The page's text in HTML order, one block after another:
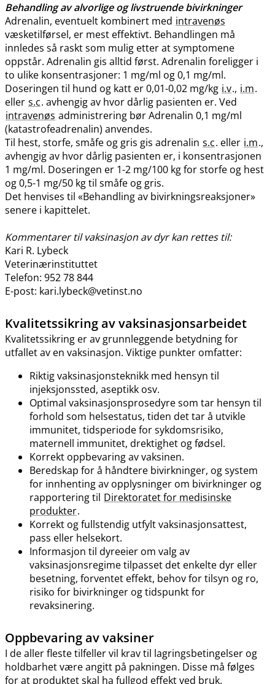
Behandling av alvorlige og livstruende bivirkninger
Adrenalin, eventuelt kombinert med intravenøs
væsketilførsel, er mest effektivt. Behandlingen må
innledes så raskt som mulig etter at symptomene
oppstår. Adrenalin gis alltid først. Adrenalin foreligger i
to ulike konsentrasjoner: 1 mg/ml og 0,1 mg​/​ml.
Doseringen til hund og katt er 0,01-0,02 mg/kg i.v., i.m.
eller s.c. avhengig av hvor dårlig pasienten er. Ved
intravenøs administrering bør Adrenalin 0,1 mg/ml
(katastrofeadrenalin) anvendes.
Til hest, storfe, småfe og gris gis adrenalin s.c. eller i.m.,
avhengig av hvor dårlig pasienten er, i konsentrasjonen
1 mg​/​ml. Doseringen er 1-2 mg/100 kg for storfe og hest
og 0,5-1 mg/50 kg til småfe og gris.
Det henvises til «Behandling av bivirkningsreaksjoner»
senere i kapittelet.
Kommentarer til vaksinasjon av dyr kan rettes til:
Kari R. Lybeck
Veterinærinstituttet
Telefon: 952 78 844
E-post: kari.lybeck@vetinst.no
Kvalitetssikring av vaksinasjonsarbeidet
Kvalitetssikring er av grunnleggende betydning for
utfallet av en vaksinasjon. Viktige punkter omfatter:
Riktig vaksinasjonsteknikk med hensyn til
injeksjonssted, aseptikk osv.
Optimal vaksinasjonsprosedyre som tar hensyn til
forhold som helsestatus, tiden det tar å utvikle
immunitet, tidsperiode for sykdomsrisiko,
maternell immunitet, drektighet og fødsel.
Korrekt oppbevaring av vaksinen.
Beredskap for å håndtere bivirkninger, og system
for innhenting av opplysninger om bivirkninger og
rapportering til Direktoratet for medisinske
produkter.
Korrekt og fullstendig utfylt vaksinasjonsattest,
pass eller helsekort.
Informasjon til dyreeier om valg av
vaksinasjonsregime tilpasset det enkelte dyr eller
besetning, forventet effekt, behov for tilsyn og ro,
risiko for bivirkninger og tidspunkt for
revaksinering.
Oppbevaring av vaksiner
I de aller fleste tilfeller vil krav til lagringsbetingelser og
holdbarhet være angitt på pakningen. Disse må følges
for at produktet skal ha fullgod effekt ved bruk.